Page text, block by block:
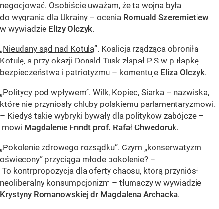
negocjować. Osobiście uważam, że ta wojna była
do wygrania dla Ukrainy – ocenia Romuald Szeremietiew
w wywiadzie Elizy Olczyk.
„Nieudany sąd nad Kotulą”. Koalicja rządząca obroniła
Kotulę, a przy okazji Donald Tusk złapał PiS w pułapkę
bezpieczeństwa i patriotyzmu – komentuje Eliza Olczyk.
„Politycy pod wpływem”. Wilk, Kopiec, Siarka – nazwiska,
które nie przyniosły chluby polskiemu parlamentaryzmowi.
– Kiedyś takie wybryki bywały dla polityków zabójcze –
mówi Magdalenie Frindt prof. Rafał Chwedoruk.
„Pokolenie zdrowego rozsądku”. Czym „konserwatyzm
oświecony” przyciąga młode pokolenie? –
To kontrpropozycja dla oferty chaosu, którą przyniósł
neoliberalny konsumpcjonizm – tłumaczy w wywiadzie
Krystyny Romanowskiej dr Magdalena Archacka.